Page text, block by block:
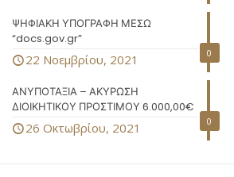
0
ΨΗΦΙΑΚΗ ΥΠΟΓΡΑΦΗ ΜΕΣΩ
“docs.gov.gr”
22 Νοεμβρίου, 2021
0
ΑΝΥΠΟΤΑΞΙΑ – ΑΚΥΡΩΣΗ
ΔΙΟΙΚΗΤΙΚΟΥ ΠΡΟΣΤΙΜΟΥ 6.000,00€
26 Οκτωβρίου, 2021